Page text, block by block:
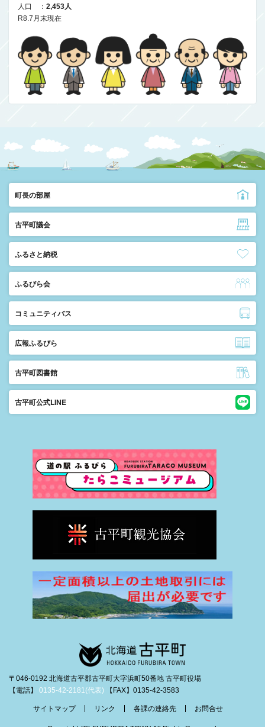
人口 ： 2,453人
R8.7月末現在
町長の部屋
古平町議会
ふるさと納税
ふるびら会
コミュニティバス
広報ふるびら
古平町図書館
古平町公式LINE
〒046-0192 北海道古平郡古平町大字浜町50番地 古平町役場
【電話】 0135-42-2181(代表) 【FAX】0135-42-3583
サイトマップ リンク 各課の連絡先 お問合せ